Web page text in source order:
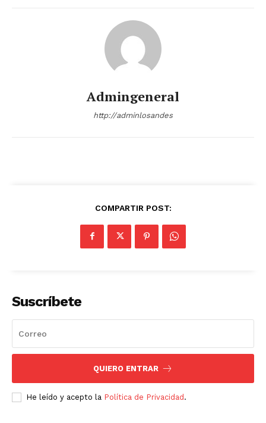
Admingeneral
http://adminlosandes
COMPARTIR POST:
Suscríbete
QUIERO ENTRAR
He leído y acepto la Política de Privacidad.